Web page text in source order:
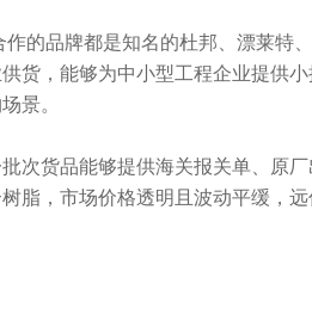
的品牌都是知名的杜邦、漂莱特
货，能够为中小型工程企业提供
景。
次货品能够提供海关报关单、原厂
脂，市场价格透明且波动平缓，